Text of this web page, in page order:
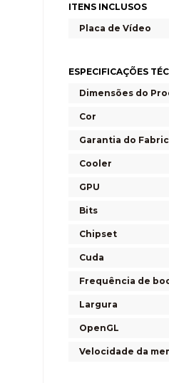
ITENS INCLUSOS
Placa de Vídeo
ESPECIFICAÇÕES
Dimensões do
Cor
Garantia do
Cooler
GPU
Bits
Chipset
Cuda
Frequência de
Largura
OpenGL
Velocidade da